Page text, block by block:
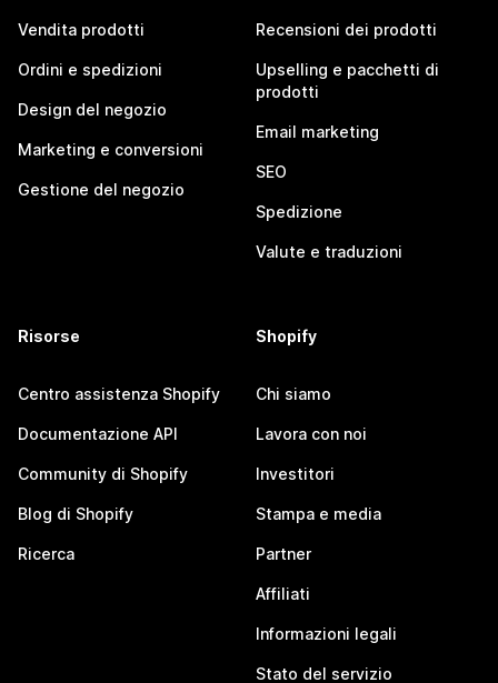
Vendita prodotti
Ordini e spedizioni
Design del negozio
Marketing e conversioni
Gestione del negozio
Recensioni dei prodotti
Upselling e pacchetti di
prodotti
Email marketing
SEO
Spedizione
Valute e traduzioni
Risorse
Centro assistenza Shopify
Documentazione API
Community di Shopify
Blog di Shopify
Ricerca
Shopify
Chi siamo
Lavora con noi
Investitori
Stampa e media
Partner
Affiliati
Informazioni legali
Stato del servizio